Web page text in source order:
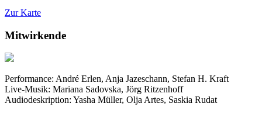
Zur Karte
Mitwirkende
Performance: André Erlen, Anja Jazeschann, Stefan H. Kraft
Live-Musik: Mariana Sadovska, Jörg Ritzenhoff
Audiodeskription: Yasha Müller, Olja Artes, Saskia Rudat